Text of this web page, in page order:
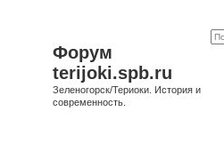
Форум
terijoki.spb.ru
Зеленогорск/Териоки. История и
современность.